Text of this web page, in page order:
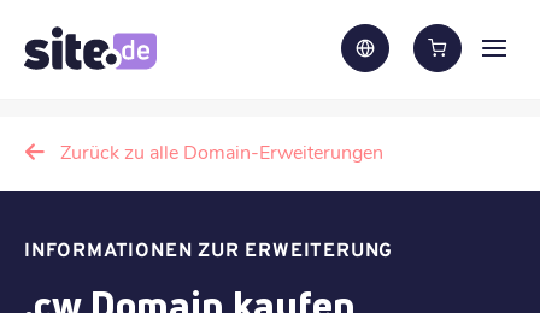
Zurück zu alle Domain-Erweiterungen
INFORMATIONEN ZUR ERWEITERUNG